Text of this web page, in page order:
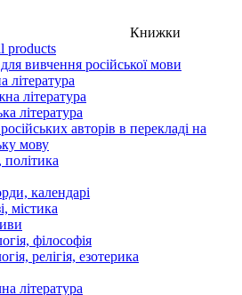
Книжки
products
вивчення російської мови
література
література
література
авторів в перекладі на
мову
політика
календарі
містика
філософія
релігія, езотерика
література